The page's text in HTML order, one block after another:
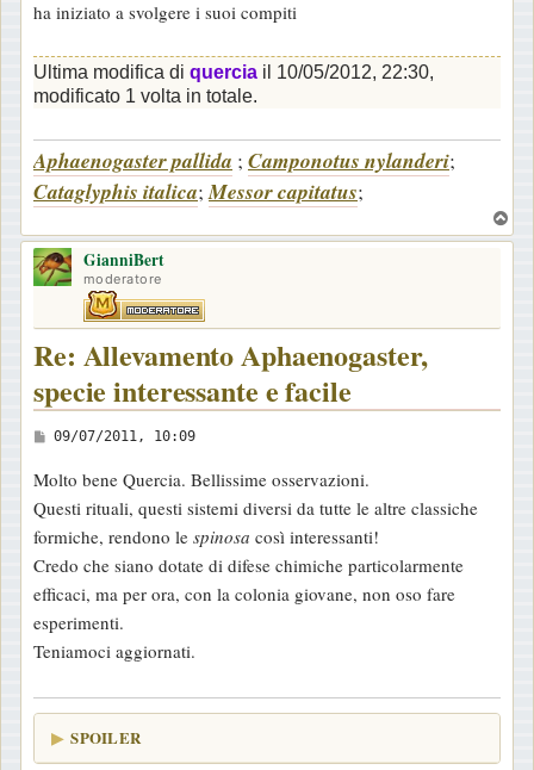
ha iniziato a svolgere i suoi compiti
Ultima modifica di quercia il 10/05/2012, 22:30,
modificato 1 volta in totale.
Aphaenogaster pallida ; Camponotus nylanderi;
Cataglyphis italica;Messor capitatus;
o
GianniBert
moderatore
Re: Allevamento Aphaenogaster,
specie interessante e facile
M
s
s
a
g
g
i
o
09/07/2011, 10:09
Molto bene Quercia. Bellissime osservazioni.
Questi rituali, questi sistemi diversi da tutte le altre classiche
formiche, rendono le spinosa così interessanti!
Credo che siano dotate di difese chimiche particolarmente
efficaci, ma per ora, con la colonia giovane, non oso fare
esperimenti.
Teniamoci aggiornati.
SPOILER